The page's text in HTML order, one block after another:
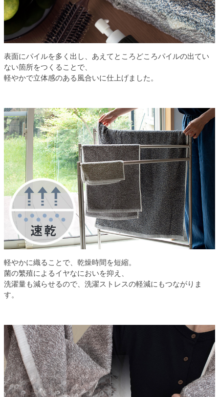
表面にパイルを多く出し、あえてところどころパイルの出てい
ない箇所をつくることで、
軽やかで立体感のある風合いに仕上げました。
軽やかに織ることで、乾燥時間を短縮。
菌の繁殖によるイヤなにおいを抑え、
洗濯量も減らせるので、洗濯ストレスの軽減にもつながりま
す。